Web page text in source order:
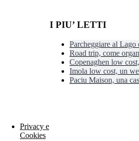
I PIU’ LETTI
Parcheggiare al
Road trip, come
Copenaghen low
Imola low cost, un
Paciu Maison, una
Privacy e
Cookies